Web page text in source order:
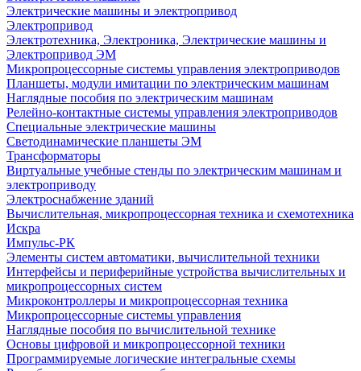
Электрические машины и электропривод
Электропривод
Электротехника, Электроника, Электрические машины и
Электропривод ЭМ
Микропроцессорные системы управления электроприводов
Планшеты, модули имитации по электрическим машинам
Наглядные пособия по электрическим машинам
Релейно-контактные системы управления электроприводов
Специальные электрические машины
Светодинамические планшеты ЭМ
Трансформаторы
Виртуальные учебные стенды по электрическим машинам и
электроприводу
Электроснабжение зданий
Вычислительная, микропроцессорная техника и схемотехника
Искра
Импульс-РК
Элементы систем автоматики, вычислительной техники
Интерфейсы и периферийные устройства вычислительных и
микропроцессорных систем
Микроконтроллеры и микропроцессорная техника
Микропроцессорные системы управления
Наглядные пособия по вычислительной технике
Основы цифровой и микропроцессорной техники
Программируемые логические интегральные схемы